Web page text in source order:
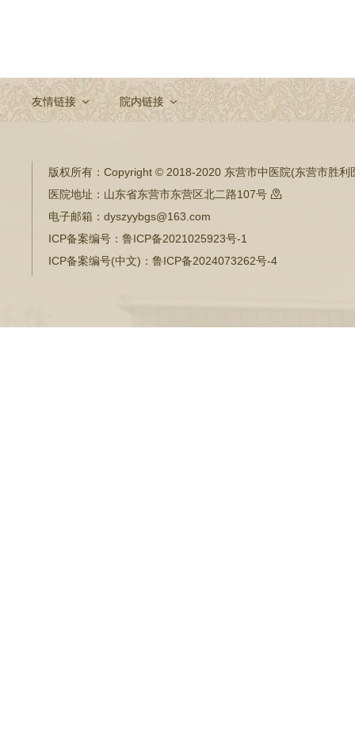
友情链接 院内链接
版权所有： Copyright © 2018-2020 东营市中医院(东营市胜利
医院地址： 山东省东营市东营区北二路107号 
电子邮箱： dyszyybgs@163.com
ICP备案编号： 鲁ICP备2021025923号-1
ICP备案编号(中文)： 鲁ICP备2024073262号-4